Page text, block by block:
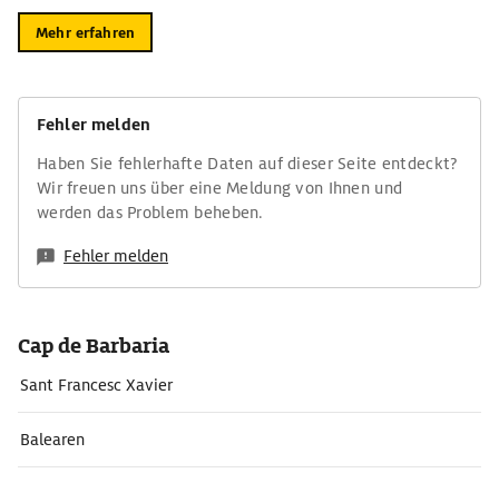
Mehr erfahren
Fehler melden
Haben Sie fehlerhafte Daten auf dieser Seite entdeckt?
Wir freuen uns über eine Meldung von Ihnen und
werden das Problem beheben.
Fehler melden
Cap de Barbaria
Sant Francesc Xavier
Balearen